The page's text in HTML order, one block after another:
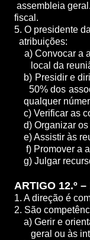
assembleia
fiscal.
5. O presidente
atribuições:
a) Convocar a
local da
b) Presidir e
50% dos
qualquer
c) Verificar as
d) Organizar os
e) Assistir às
f) Promover a
g) Julgar
ARTIGO 12.º
1. A direção é
2. São
a) Gerir e
geral ou às